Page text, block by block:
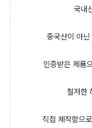
국내
중국산이 아
인증받은 제품
철저한
직접 제작함으